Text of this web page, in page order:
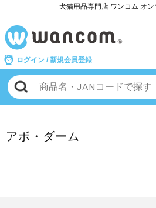
犬猫用品専門店 ワンコム オ
ログイン / 新規会員登録
アボ・ダーム